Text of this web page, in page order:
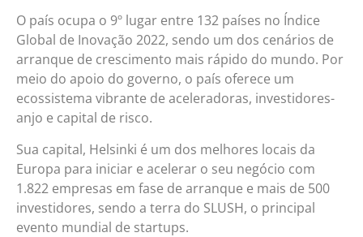
O país ocupa o 9º lugar entre 132 países no Índice
Global de Inovação 2022, sendo um dos cenários de
arranque de crescimento mais rápido do mundo. Por
meio do apoio do governo, o país oferece um
ecossistema vibrante de aceleradoras, investidores-
anjo e capital de risco.
Sua capital, Helsinki é um dos melhores locais da
Europa para iniciar e acelerar o seu negócio com
1.822 empresas em fase de arranque e mais de 500
investidores, sendo a terra do SLUSH, o principal
evento mundial de startups.